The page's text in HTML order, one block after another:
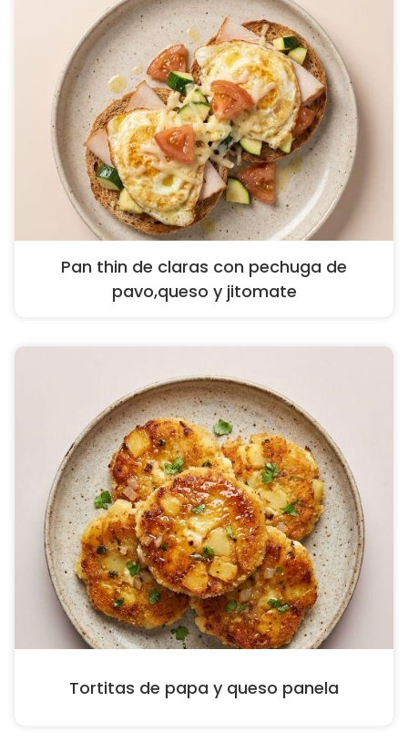
Pan thin de claras con pechuga de
pavo,queso y jitomate
Tortitas de papa y queso panela